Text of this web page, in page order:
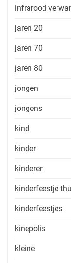
infrarood
jaren 20
jaren 70
jaren 80
jongen
jongens
kind
kinder
kinderen
kinderfeestje
kinderfeestjes
kinepolis
kleine